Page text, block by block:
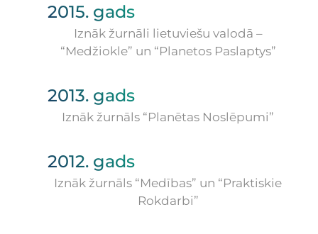
2015. gads
Iznāk žurnāli lietuviešu valodā –
“Medžiokle” un “Planetos Paslaptys”
2013. gads
Iznāk žurnāls “Planētas Noslēpumi”
2012. gads
Iznāk žurnāls “Medības” un “Praktiskie
Rokdarbi”